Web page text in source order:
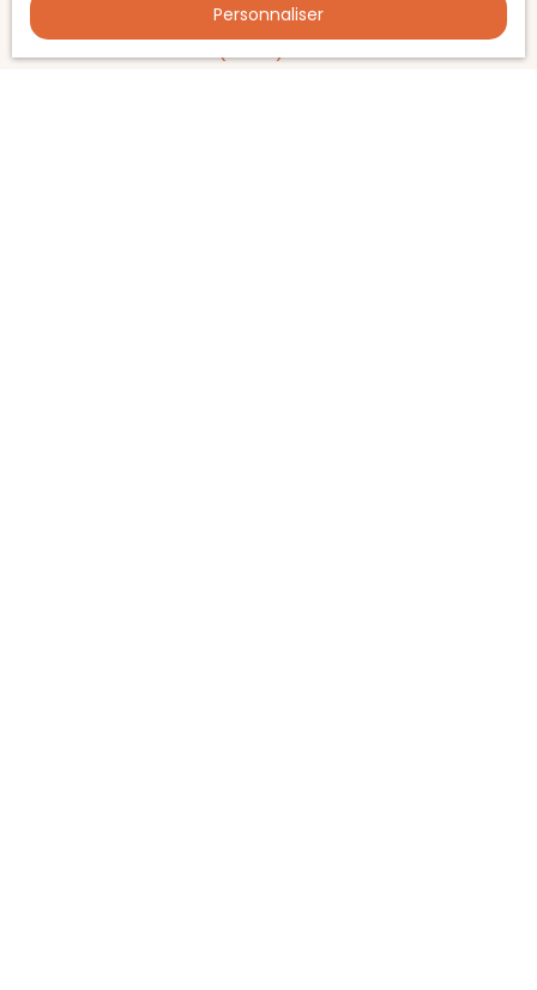
Vente maison Charly (69390)
Vente maison Thurins (69510)
Personnaliser